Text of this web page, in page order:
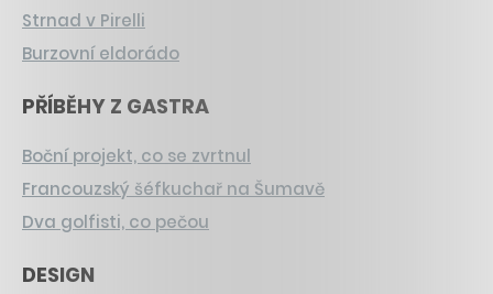
Strnad v Pirelli
Burzovní eldorádo
PŘÍBĚHY Z GASTRA
Boční projekt, co se zvrtnul
Francouzský šéfkuchař na Šumavě
Dva golfisti, co pečou
DESIGN